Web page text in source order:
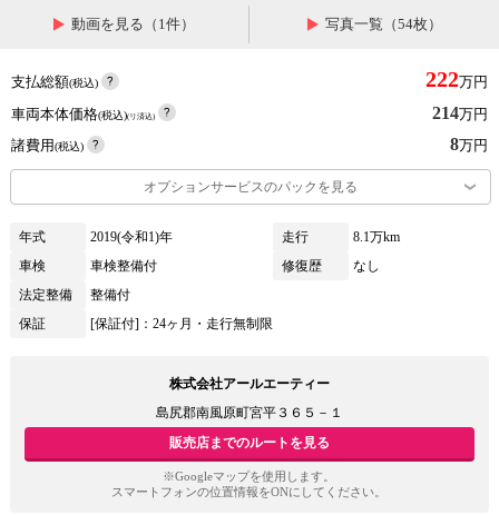
動画を見る（1件） 写真一覧（54枚）
支払総額(税込) 222万円
車両本体価格(税込)(リ済込) 214万円
諸費用(税込) 8万円
オプションサービスのパックを見る
年式 2019(令和1)年 走行
8.1万km
車検
車検整備付 修復歴
なし
法定整備
整備付
保証
[保証付]：24ヶ月・走行無制限
株式会社アールエーティー
島尻郡南風原町宮平３６５－１
販売店までのルートを見る
※Googleマップを使用します。
スマートフォンの位置情報をONにしてください。